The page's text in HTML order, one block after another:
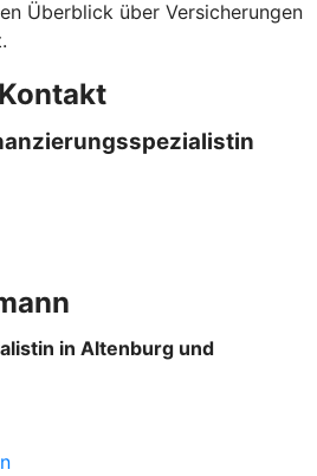
Überblick über Versicherungen
Kontakt
in Altenburg und